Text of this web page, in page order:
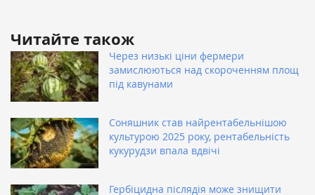
Читайте також
Через низькі ціни фермери
замислюються над скороченням площ
під кавунами
Соняшник став найрентабельнішою
культурою 2025 року, рентабельність
кукурудзи впала вдвічі
Гербіцидна післядія може знищити